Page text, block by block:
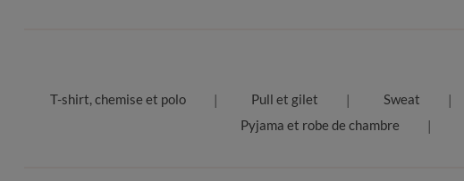
T-shirt, chemise et polo Pull et gilet Sweat
Pyjama et robe de chambre